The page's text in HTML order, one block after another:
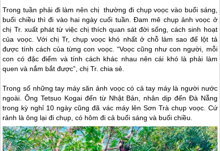
Trong tuần phải đi làm nên chị thường đi chụp voọc vào buổi sáng,
buổi chiều thì đi vào hai ngày cuối tuần. Đam mê chụp ảnh voọc ở
chị Tr. xuất phát từ việc chị thích quan sát đời sống, cách sinh hoạt
của voọc. Với chị Tr, chụp voọc khó nhất ở chỗ làm sao để lột tả
được tính cách của từng con voọc. “Voọc cũng như con người, mỗi
con có đặc điểm và tính cách khác nhau nên cái khó là phải làm
quen và nắm bắt được”, chị Tr. chia sẻ.
Trong số những tay máy săn ảnh voọc có cả tay máy là người nước
ngoài. Ông Tetsuo Kogai đến từ Nhật Bản, nhân dịp đến Đà Nẵng
trong kỳ nghỉ 10 ngày cũng đã vác máy lên Sơn Trà chụp voọc. Cứ
rảnh là ông lại đi chụp, có hôm đi cả buổi sáng và buổi chiều.